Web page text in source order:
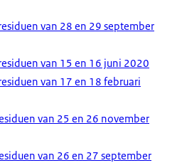
van 28 en 29 september
van 15 en 16 juni 2020
van 17 en 18 februari
van 25 en 26 november
van 26 en 27 september